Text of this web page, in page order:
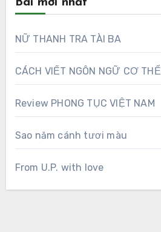
Bài mới nhất
NỮ THANH TRA TÀI BA
CÁCH VIẾT NGÔN NGỮ CƠ THỂ
Review PHONG TỤC VIỆT NAM
Sao năm cánh tươi màu
From U.P. with love